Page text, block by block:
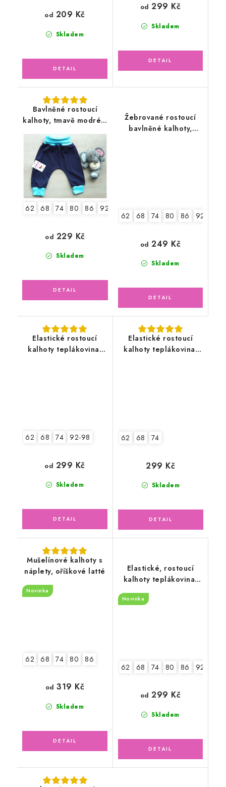
Skladem
od 209 Kč
Skladem
od 299 Kč
Bavlněné rostoucí
kalhoty, tmavě modré s
62 68 74 80 86 92
Skladem
od 229 Kč
Žebrované rostoucí
bavlněné kalhoty,
62 68 74 80 86 92
Skladem
od 249 Kč
Elastické rostoucí
kalhoty teplákovina,
62 68 74 92-98
Skladem
od 299 Kč
Elastické rostoucí
kalhoty teplákovina,
62 68 74
Skladem
299 Kč
Mušelínové kalhoty s
náplety, oříškové latté
Novinka
62 68 74 80 86
Skladem
od 319 Kč
Elastické, rostoucí
kalhoty teplákovina,
Novinka
62 68 74 80 86 92-98
Skladem
od 299 Kč